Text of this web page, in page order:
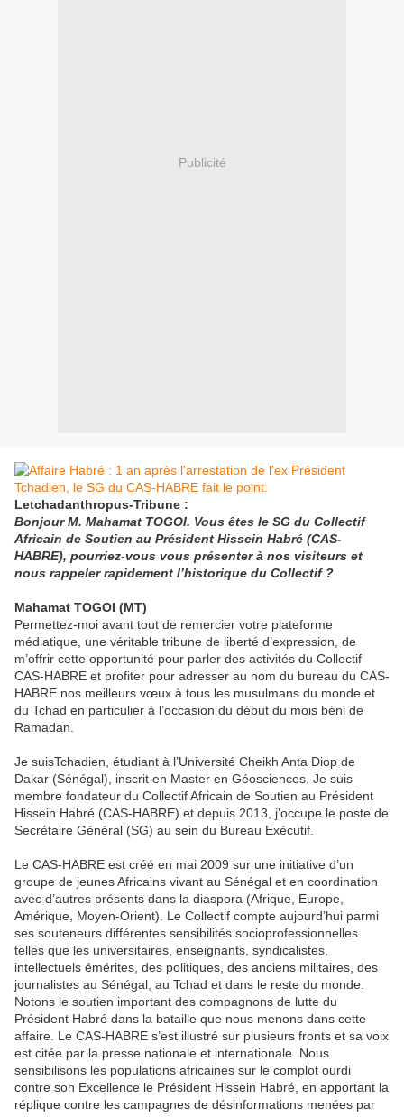
Publicité
Letchadanthropus-Tribune :
Bonjour M. Mahamat TOGOI. Vous êtes le SG du Collectif
Africain de Soutien au Président Hissein Habré (CAS-
HABRE), pourriez-vous vous présenter à nos visiteurs et
nous rappeler rapidement l’historique du Collectif ?
Mahamat TOGOI (MT)
Permettez-moi avant tout de remercier votre plateforme
médiatique, une véritable tribune de liberté d’expression, de
m’offrir cette opportunité pour parler des activités du Collectif
CAS-HABRE et profiter pour adresser au nom du bureau du CAS-
HABRE nos meilleurs vœux à tous les musulmans du monde et
du Tchad en particulier à l’occasion du début du mois béni de
Ramadan.
Je suisTchadien, étudiant à l’Université Cheikh Anta Diop de
Dakar (Sénégal), inscrit en Master en Géosciences. Je suis
membre fondateur du Collectif Africain de Soutien au Président
Hissein Habré (CAS-HABRE) et depuis 2013, j’occupe le poste de
Secrétaire Général (SG) au sein du Bureau Exécutif.
Le CAS-HABRE est créé en mai 2009 sur une initiative d’un
groupe de jeunes Africains vivant au Sénégal et en coordination
avec d’autres présents dans la diaspora (Afrique, Europe,
Amérique, Moyen-Orient). Le Collectif compte aujourd’hui parmi
ses souteneurs différentes sensibilités socioprofessionnelles
telles que les universitaires, enseignants, syndicalistes,
intellectuels émérites, des politiques, des anciens militaires, des
journalistes au Sénégal, au Tchad et dans le reste du monde.
Notons le soutien important des compagnons de lutte du
Président Habré dans la bataille que nous menons dans cette
affaire. Le CAS-HABRE s’est illustré sur plusieurs fronts et sa voix
est citée par la presse nationale et internationale. Nous
sensibilisons les populations africaines sur le complot ourdi
contre son Excellence le Président Hissein Habré, en apportant la
réplique contre les campagnes de désinformations menées par